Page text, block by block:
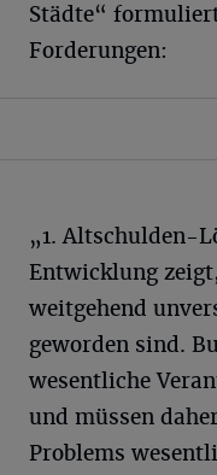
Städte“
Forderungen:
„1. Altschulden-
Entwicklung
weitgehend
geworden sind.
wesentliche
und müssen
Problems